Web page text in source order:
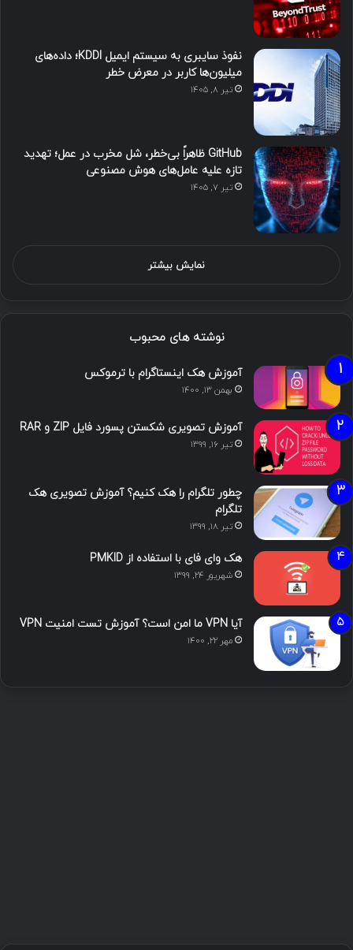
نفوذ سایبری به سیستم ایمیل KDDI؛ داده‌های
میلیون‌ها کاربر در معرض خطر
تیر ۸, ۱۴۰۵
GitHub ظاهراً بی‌خطر، شل مخرب در عمل؛ تهدید
تازه علیه عامل‌های هوش مصنوعی
تیر ۷, ۱۴۰۵
نمایش بیشتر
نوشته های محبوب
آموزش هک اینستاگرام با ترموکس
بهمن ۱۳, ۱۴۰۰
آموزش تصویری شکستن پسورد فایل ZIP و RAR
تیر ۱۶, ۱۳۹۹
چطور تلگرام را هک کنیم؟ آموزش تصویری هک
تلگرام
تیر ۱۸, ۱۳۹۹
هک وای فای با استفاده از PMKID
شهریور ۲۴, ۱۳۹۹
آیا VPN ما امن است؟ آموزش تست امنیت VPN
مهر ۲۲, ۱۴۰۰